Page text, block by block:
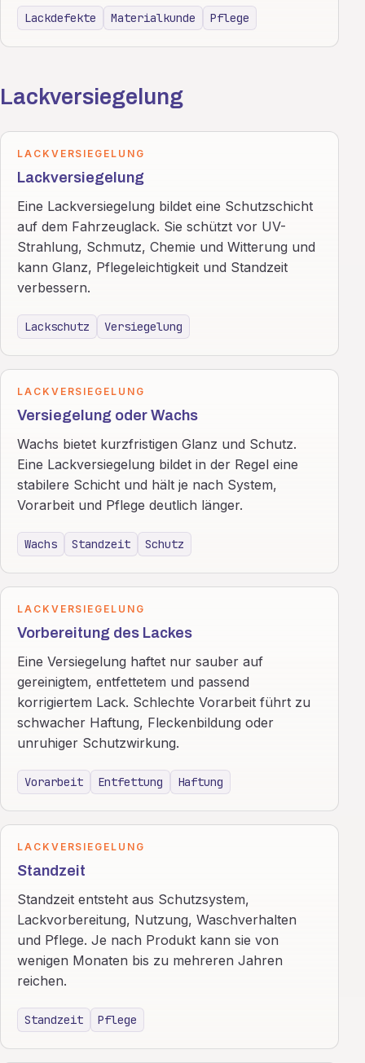
Lackdefekte Materialkunde Pflege
Lackversiegelung
LACKVERSIEGELUNG
Lackversiegelung
Eine Lackversiegelung bildet eine Schutzschicht
auf dem Fahrzeuglack. Sie schützt vor UV-
Strahlung, Schmutz, Chemie und Witterung und
kann Glanz, Pflegeleichtigkeit und Standzeit
verbessern.
Lackschutz Versiegelung
LACKVERSIEGELUNG
Versiegelung oder Wachs
Wachs bietet kurzfristigen Glanz und Schutz.
Eine Lackversiegelung bildet in der Regel eine
stabilere Schicht und hält je nach System,
Vorarbeit und Pflege deutlich länger.
Wachs Standzeit Schutz
LACKVERSIEGELUNG
Vorbereitung des Lackes
Eine Versiegelung haftet nur sauber auf
gereinigtem, entfettetem und passend
korrigiertem Lack. Schlechte Vorarbeit führt zu
schwacher Haftung, Fleckenbildung oder
unruhiger Schutzwirkung.
Vorarbeit Entfettung Haftung
LACKVERSIEGELUNG
Standzeit
Standzeit entsteht aus Schutzsystem,
Lackvorbereitung, Nutzung, Waschverhalten
und Pflege. Je nach Produkt kann sie von
wenigen Monaten bis zu mehreren Jahren
reichen.
Standzeit Pflege